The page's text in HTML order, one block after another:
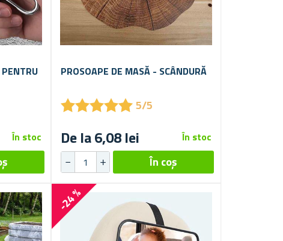
În stoc
PROSOAPE DE MASĂ - SCÂNDURĂ
★★★★★
★★★★★5/5
De la 6,08 lei În stoc
-24 %